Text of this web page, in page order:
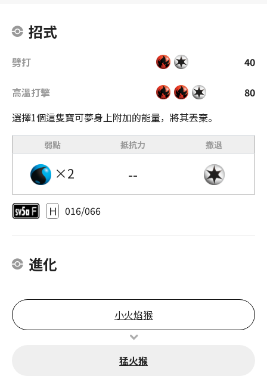
招式
劈打 40
高溫打擊
80
選擇1個這隻寶可夢身上附加的能量，將其丟棄。
弱點 抵抗力 撤退
×2 --
H 016/066
進化
小火焰猴
猛火猴